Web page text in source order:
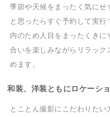
季節や天候をまったく気にせ
と思ったらすぐ予約して実
内のため人目をまったくき
合いを楽しみながらリラッ
めます。
和装、洋装ともにロケーシ
とことん撮影にこだわりた